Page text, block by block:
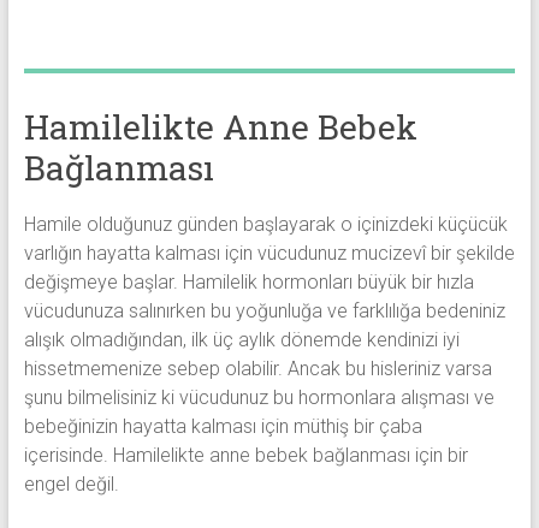
Hamilelikte Anne Bebek
Bağlanması
Hamile olduğunuz günden başlayarak o içinizdeki küçücük
varlığın hayatta kalması için vücudunuz mucizevî bir şekilde
değişmeye başlar. Hamilelik hormonları büyük bir hızla
vücudunuza salınırken bu yoğunluğa ve farklılığa bedeniniz
alışık olmadığından, ilk üç aylık dönemde kendinizi iyi
hissetmemenize sebep olabilir. Ancak bu hisleriniz varsa
şunu bilmelisiniz ki vücudunuz bu hormonlara alışması ve
bebeğinizin hayatta kalması için müthiş bir çaba
içerisinde. Hamilelikte anne bebek bağlanması için bir
engel değil.